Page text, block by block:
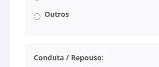
Outros
Conduta / Repouso: